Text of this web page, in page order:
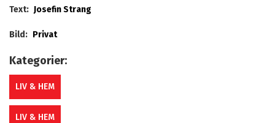
Text: Josefin Strang
Bild: Privat
Kategorier:
LIV & HEM
LIV & HEM